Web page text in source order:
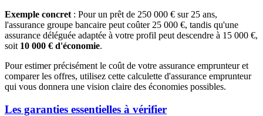
Exemple concret : Pour un prêt de 250 000 € sur 25 ans,
l'assurance groupe bancaire peut coûter 25 000 €, tandis qu'une
assurance déléguée adaptée à votre profil peut descendre à 15 000 €,
soit 10 000 € d'économie.
Pour estimer précisément le coût de votre assurance emprunteur et
comparer les offres, utilisez cette calculette d'assurance emprunteur
qui vous donnera une vision claire des économies possibles.
Les garanties essentielles à vérifier